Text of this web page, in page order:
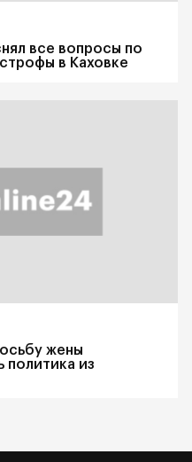
все вопросы по
в Каховке
жены
из